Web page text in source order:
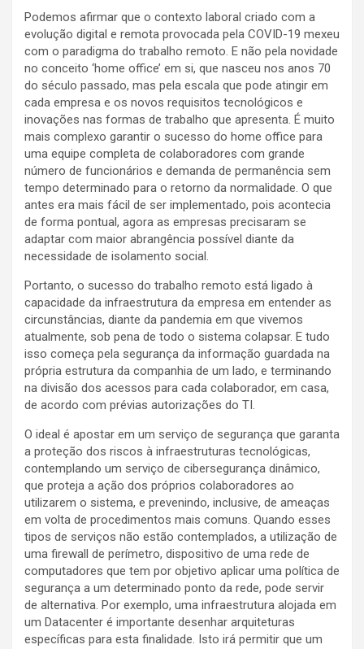
Podemos afirmar que o contexto laboral criado com a
evolução digital e remota provocada pela COVID-19 mexeu
com o paradigma do trabalho remoto. E não pela novidade
no conceito ‘home office’ em si, que nasceu nos anos 70
do século passado, mas pela escala que pode atingir em
cada empresa e os novos requisitos tecnológicos e
inovações nas formas de trabalho que apresenta. É muito
mais complexo garantir o sucesso do home office para
uma equipe completa de colaboradores com grande
número de funcionários e demanda de permanência sem
tempo determinado para o retorno da normalidade. O que
antes era mais fácil de ser implementado, pois acontecia
de forma pontual, agora as empresas precisaram se
adaptar com maior abrangência possível diante da
necessidade de isolamento social.
Portanto, o sucesso do trabalho remoto está ligado à
capacidade da infraestrutura da empresa em entender as
circunstâncias, diante da pandemia em que vivemos
atualmente, sob pena de todo o sistema colapsar. E tudo
isso começa pela segurança da informação guardada na
própria estrutura da companhia de um lado, e terminando
na divisão dos acessos para cada colaborador, em casa,
de acordo com prévias autorizações do TI.
O ideal é apostar em um serviço de segurança que garanta
a proteção dos riscos à infraestruturas tecnológicas,
contemplando um serviço de cibersegurança dinâmico,
que proteja a ação dos próprios colaboradores ao
utilizarem o sistema, e prevenindo, inclusive, de ameaças
em volta de procedimentos mais comuns. Quando esses
tipos de serviços não estão contemplados, a utilização de
uma firewall de perímetro, dispositivo de uma rede de
computadores que tem por objetivo aplicar uma política de
segurança a um determinado ponto da rede, pode servir
de alternativa. Por exemplo, uma infraestrutura alojada em
um Datacenter é importante desenhar arquiteturas
específicas para esta finalidade. Isto irá permitir que um